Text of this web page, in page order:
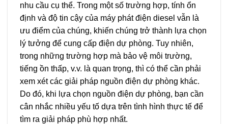
nhu cầu cụ thể. Trong một số trường hợp, tính ổn
định và độ tin cậy của máy phát điện diesel vẫn là
ưu điểm của chúng, khiến chúng trở thành lựa chọn
lý tưởng để cung cấp điện dự phòng. Tuy nhiên,
trong những trường hợp mà bảo vệ môi trường,
tiếng ồn thấp, v.v. là quan trọng, thì có thể cần phải
xem xét các giải pháp nguồn điện dự phòng khác.
Do đó, khi lựa chọn nguồn điện dự phòng, bạn cần
cân nhắc nhiều yếu tố dựa trên tình hình thực tế để
tìm ra giải pháp phù hợp nhất.